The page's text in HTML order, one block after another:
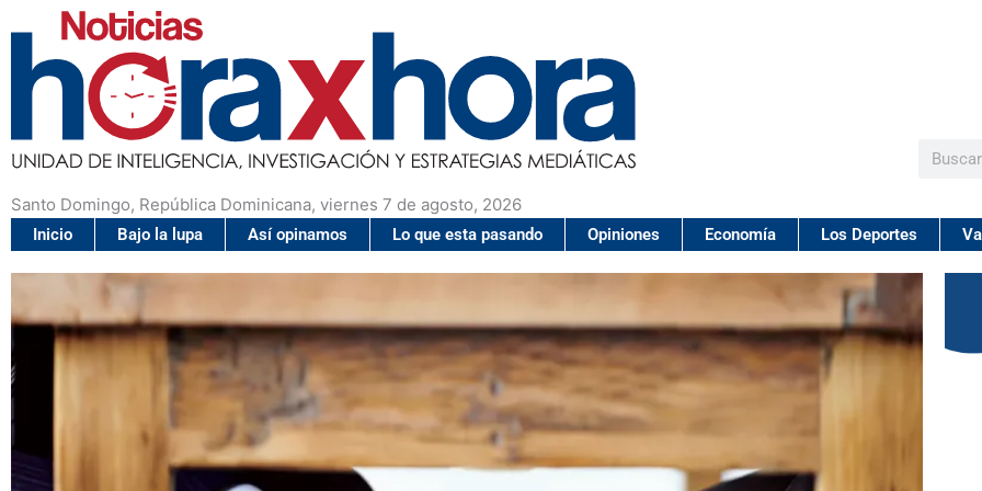
Santo Domingo, República Dominicana, viernes 7 de agosto, 2026
Buscar
Inicio Bajo la lupa Así opinamos Lo que esta pasando Opiniones Economía Los Deportes